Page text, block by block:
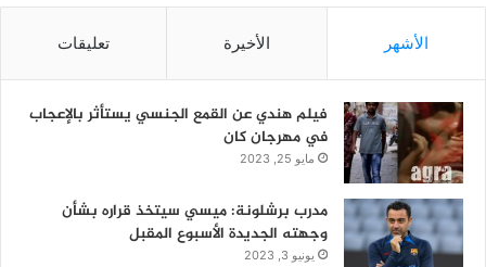
الأشهر الأخيرة تعليقات
فيلم هندي عن القمع الجنسي يستأثر بالإعجاب
في مهرجان كان
مايو 25, 2023
مدرب برشلونة: ميسي سيتخذ قراره بشأن
وجهته الجديدة الأسبوع المقبل
يونيو 3, 2023